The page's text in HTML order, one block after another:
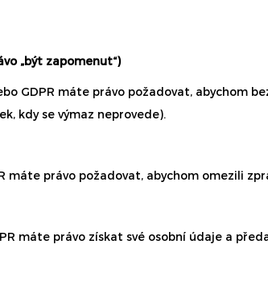
„být zapomenut“)
GDPR máte právo požadovat, abychom
kdy se výmaz neprovede).
máte právo požadovat, abychom omezili
máte právo získat své osobní údaje a